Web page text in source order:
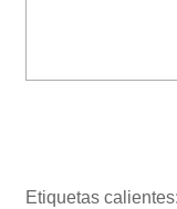
Etiquetas